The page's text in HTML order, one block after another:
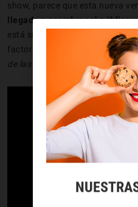
show, parece que esta nueva
llegado a asombrar alpúblico
está siendo más bajo que el de
factoría, como
Cenicienta,El
de las maravillas
, también